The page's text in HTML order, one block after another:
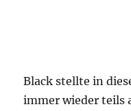
Black stellte in
immer wieder teils